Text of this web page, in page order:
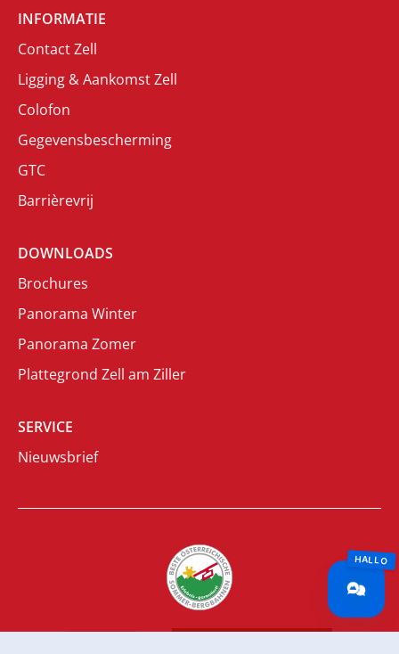
INFORMATIE
Contact Zell
Ligging & Aankomst Zell
Colofon
Gegevensbescherming
GTC
Barrièrevrij
DOWNLOADS
Brochures
Panorama Winter
Panorama Zomer
Plattegrond Zell am Ziller
SERVICE
Nieuwsbrief